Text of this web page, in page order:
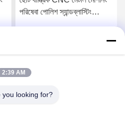
পরিষেবা পোলিশ স্যান্ডব্লাস্টিং
2:39 AM
you looking for?